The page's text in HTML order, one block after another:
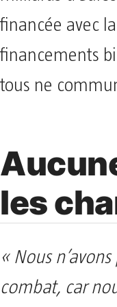
financée avec
financements
tous ne
les
« Nous
combat, car